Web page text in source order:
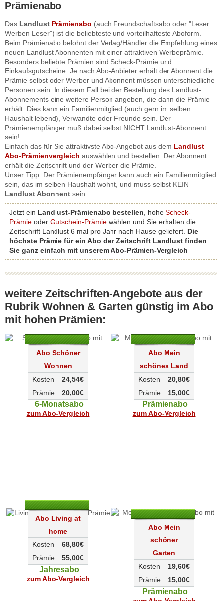
Prämienabo
Das Landlust Prämienabo (auch Freundschaftsabo oder "Leser
Werben Leser") ist die beliebteste und vorteilhafteste Aboform.
Beim Prämienabo belohnt der Verlag/Händler die Empfehlung eines
neuen Landlust Abonnenten mit einer attraktiven Werbeprämie.
Besonders beliebte Prämien sind Scheck-Prämie und
Einkaufsgutscheine. Je nach Abo-Anbieter erhält der Abonnent die
Prämie selbst oder Werber und Abonnent müssen unterschiedliche
Personen sein. In diesem Fall bei der Bestellung des Landlust-
Abonnements eine weitere Person angeben, die dann die Prämie
erhält. Dies kann ein Familienmitglied (auch gern im selben
Haushalt lebend), Verwandte oder Freunde sein. Der
Prämienempfänger muß dabei selbst NICHT Landlust-Abonnent
sein!
Einfach das für Sie attraktivste Abo-Angebot aus dem Landlust
Abo-Prämienvergleich auswählen und bestellen: Der Abonnent
erhält die Zeitschrift und der Werber die Prämie.
Unser Tipp: Der Prämienempfänger kann auch ein Familienmitglied
sein, das im selben Haushalt wohnt, und muss selbst KEIN
Landlust Abonnent sein.
Jetzt ein Landlust-Prämienabo bestellen , hohe Scheck-
Prämie oder Gutschein-Prämie wählen und Sie erhalten die
Zeitschrift Landlust 6 mal pro Jahr nach Hause geliefert. Die
höchste Prämie für ein Abo der Zeitschrift Landlust finden
Sie ganz einfach mit unserem Abo-Prämien-Vergleich
weitere Zeitschriften-Angebote aus der
Rubrik Wohnen & Garten günstig im Abo
mit hohen Prämien:
Abo Schöner
Wohnen
24,54€
Kosten
20,00€
Prämie
6-Monatsabo
zum Abo-Vergleich
Abo Mein
schönes Land
20,80€
Kosten
15,00€
Prämie
Prämienabo
zum Abo-Vergleich
Abo Living at
home
68,80€
Kosten
55,00€
Prämie
Jahresabo
zum Abo-Vergleich
Abo Mein
schöner
Garten
19,60€
Kosten
15,00€
Prämie
Prämienabo